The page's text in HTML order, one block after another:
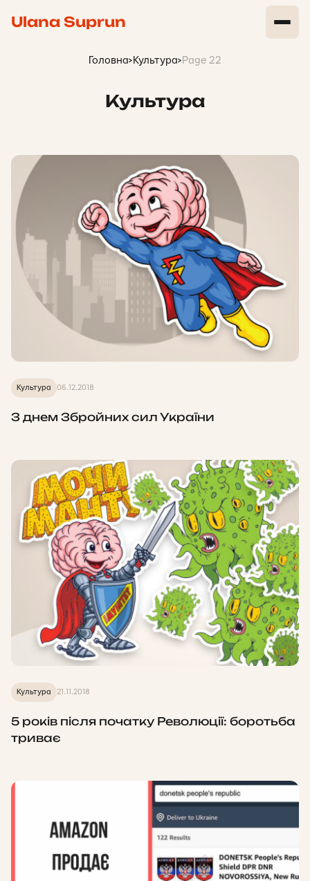
Ulana Suprun
Головна> Культура> Page 22
Культура
Культура 06.12.2018
З днем Збройних сил України
Культура 21.11.2018
5 років після початку Революції: боротьба
триває